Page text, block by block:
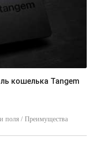
поля / Преимущества